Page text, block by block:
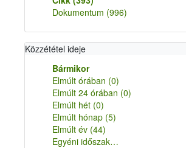
Dokumentum (996)
Közzététel ideje
Bármikor
Elmúlt órában (0)
Elmúlt 24 órában (0)
Elmúlt hét (0)
Elmúlt hónap (5)
Elmúlt év (44)
Egyéni időszak…